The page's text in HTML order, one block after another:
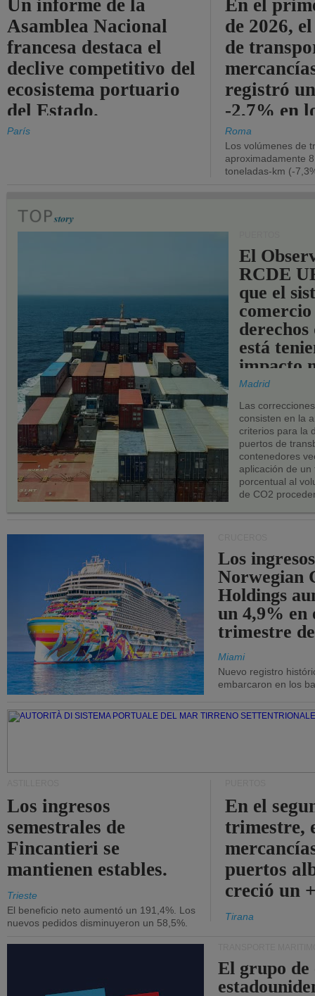
Un informe de la
Asamblea Nacional
francesa destaca el
declive competitivo del
ecosistema portuario
del Estado.
París
En el
de 2026,
de
registró
-2,7% en
Roma
Los volúmenes de
aproximadamente
toneladas-km (-
El
RCDE
que el
comercio
derechos
está
impacto
los
UE.
Madrid
Las
consisten en la
criterios para la
puertos de
contenedores
aplicación de
porcentual al
de CO2
Los
Norwegian
Holdings
un 4,9% en
trimestre
Miami
Nuevo registro
embarcaron en los
Los ingresos
semestrales de
Fincantieri se
mantienen estables.
Trieste
El beneficio neto aumentó un 191,4%. Los
nuevos pedidos disminuyeron un 58,5%.
En el
trimestre,
puertos
creció un
Tirana
El grupo de